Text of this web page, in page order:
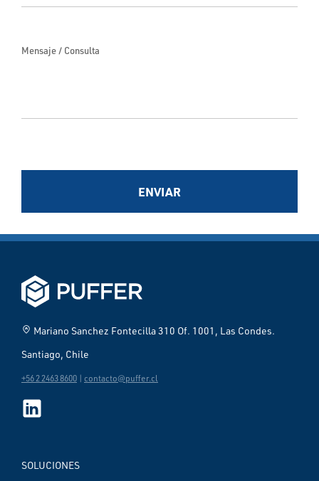
Mensaje / Consulta
ENVIAR
home_pin Mariano Sanchez Fontecilla 310 Of. 1001, Las Condes.
Santiago, Chile
+56 2 2463 8600 | contacto@puffer.cl
SOLUCIONES